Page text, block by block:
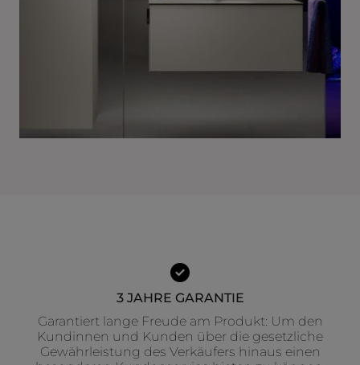
3 JAHRE GARANTIE
Garantiert lange Freude am Produkt: Um den
Kundinnen und Kunden über die gesetzliche
Gewährleistung des Verkäufers hinaus einen